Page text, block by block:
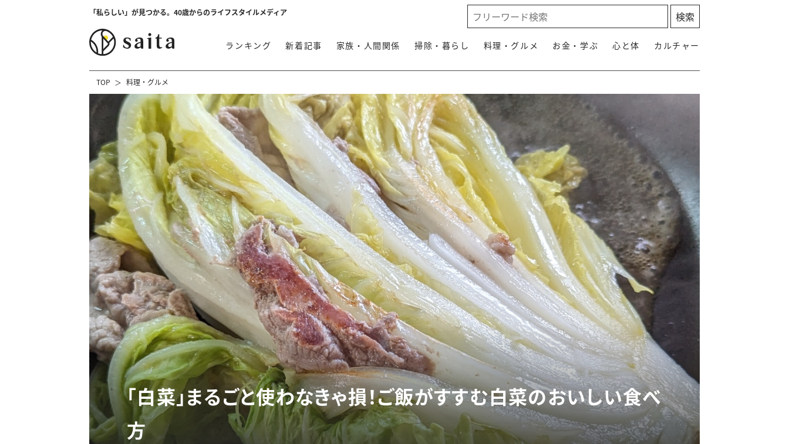
「私らしい」が見つかる。40歳からのライフスタイルメディア
ランキング 新着記事 家族・人間関係 掃除・暮らし 料理・グルメ お金・学ぶ 心と体 カルチャー
TOP 料理・グルメ
「白菜」まるごと使わなきゃ損！ご飯がすすむ白菜のおいしい食べ
方